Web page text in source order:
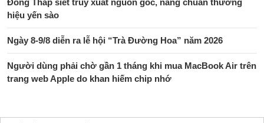
Đồng Tháp siết truy xuất nguồn gốc, nâng chuẩn thương
hiệu yến sào
Ngày 8-9/8 diễn ra lễ hội “Trà Đường Hoa” năm 2026
Người dùng phải chờ gần 1 tháng khi mua MacBook Air trên
trang web Apple do khan hiếm chip nhớ